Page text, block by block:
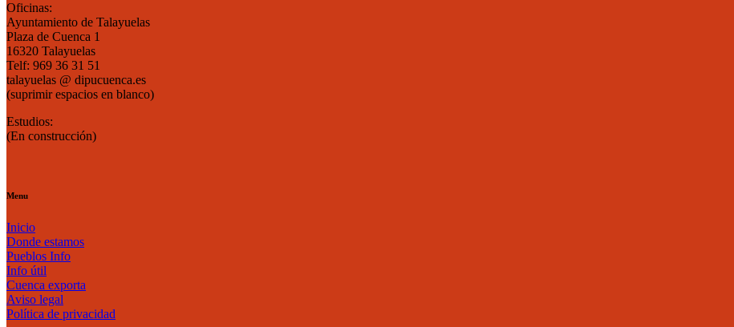
Oficinas:
Ayuntamiento de Talayuelas
Plaza de Cuenca 1
16320 Talayuelas
Telf: 969 36 31 51
talayuelas @ dipucuenca.es
(suprimir espacios en blanco)
Estudios:
(En construcción)
Menu
Inicio
Donde estamos
Pueblos Info
Info útil
Cuenca exporta
Aviso legal
Política de privacidad